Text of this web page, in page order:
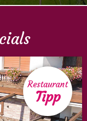
Restaurant
Tipp